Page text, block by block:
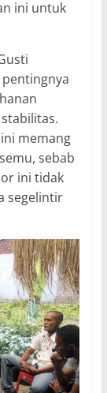
ini untuk
memang
sebab
ini tidak
segelintir